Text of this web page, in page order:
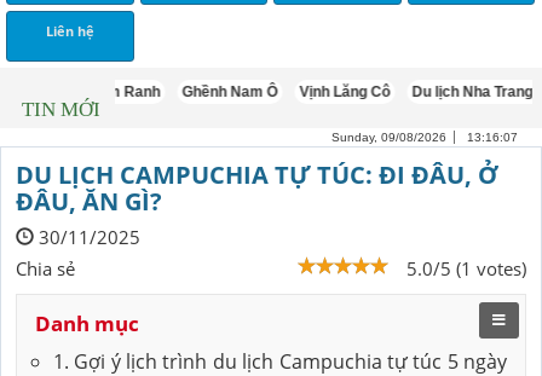
Liên hệ
TIN MỚI
Ghềnh Nam Ô Vịnh Lăng Cô Du lịch Nha Trang tự túc
Sunday, 09/08/2026 13:16:09
DU LỊCH CAMPUCHIA TỰ TÚC: ĐI ĐÂU, Ở
ĐÂU, ĂN GÌ?
30/11/2025
5.0/5 (1 votes)
Chia sẻ
Danh mục
1. Gợi ý lịch trình du lịch Campuchia tự túc 5 ngày